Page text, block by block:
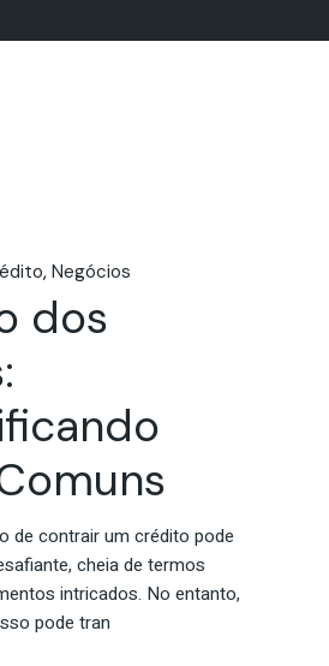
Negócios
dos
de contrair um crédito pode
cheia de termos
intricados. No entanto,
pode tran